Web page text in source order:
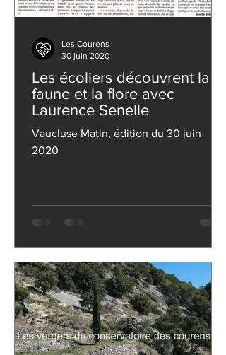
Les écoliers découvrent la
faune et la flore avec
Laurence Senelle
Vaucluse Matin, édition du 30 juin
2020
Les Courens
30 juin 2020